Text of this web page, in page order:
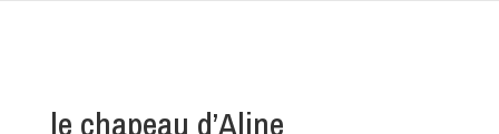
le chapeau d’Aline